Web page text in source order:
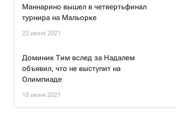
Маннарино вышел в четвертьфинал
турнира на Мальорке
22 июня 2021
Доминик Тим вслед за Надалем
объявил, что не выступит на
Олимпиаде
18 июня 2021